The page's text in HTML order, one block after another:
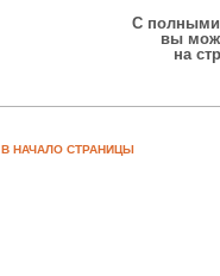
С полными
вы
на
В НАЧАЛО СТРАНИЦЫ